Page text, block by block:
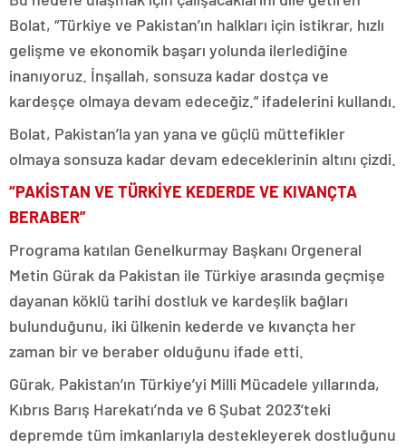
Bolat, “Türkiye ve Pakistan’ın halkları için istikrar, hızlı
gelişme ve ekonomik başarı yolunda ilerlediğine
inanıyoruz. İnşallah, sonsuza kadar dostça ve
kardeşçe olmaya devam edeceğiz.” ifadelerini kullandı.
Bolat, Pakistan’la yan yana ve güçlü müttefikler
olmaya sonsuza kadar devam edeceklerinin altını çizdi.
“PAKİSTAN VE TÜRKİYE KEDERDE VE KIVANÇTA
BERABER”
Programa katılan Genelkurmay Başkanı Orgeneral
Metin Gürak da Pakistan ile Türkiye arasında geçmişe
dayanan köklü tarihi dostluk ve kardeşlik bağları
bulunduğunu, iki ülkenin kederde ve kıvançta her
zaman bir ve beraber olduğunu ifade etti.
Gürak, Pakistan’ın Türkiye’yi Milli Mücadele yıllarında,
Kıbrıs Barış Harekatı’nda ve 6 Şubat 2023’teki
depremde tüm imkanlarıyla destekleyerek dostluğunu